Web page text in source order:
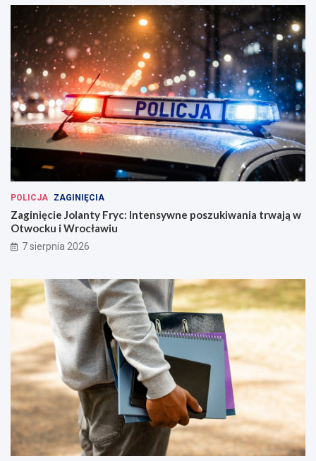
POLICJA ZAGINIĘCIA
Zaginięcie Jolanty Fryc: Intensywne poszukiwania trwają w
Otwocku i Wrocławiu
7 sierpnia 2026